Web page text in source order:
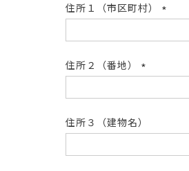
住所１（市区町村）
須)
住所２（番地）
須)
住所３（建物名）